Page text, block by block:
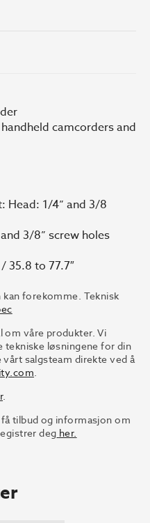
camcorders and
Head: 1/4” and 3/8
3/8” screw holes
35.8 to 77.7″
kan forekomme. Teknisk
om våre produkter. Vi
tekniske løsningene for din
salgsteam direkte ved å
.
.
tilbud og informasjon om
deg her.